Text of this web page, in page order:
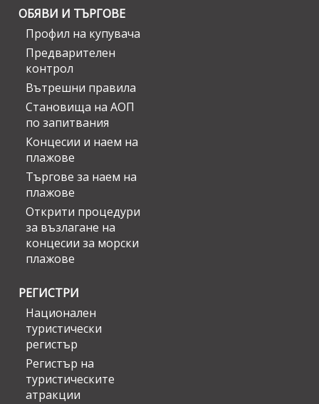
ОБЯВИ И ТЪРГОВЕ
Профил на купувача
Предварителен
контрол
Вътрешни правила
Становища на АОП
по запитвания
Концесии и наем на
плажове
Търгове за наем на
плажове
Открити процедури
за възлагане на
концесии за морски
плажове
РЕГИСТРИ
Национален
туристически
регистър
Регистър на
туристическите
атракции